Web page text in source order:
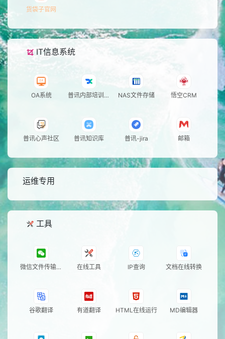
货袋子官网
IT信息系统
OA系统
普讯内部培训系
NAS文件存储 悟空CRM
普讯心声社区 普讯知识库 普讯-jira 邮箱
运维专用
工具
微信文件传输助
在线工具 IP查询 文档在线转换
谷歌翻译 有道翻译 HTML在线运行 MD编辑器